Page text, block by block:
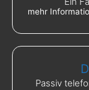
mehr
Passiv